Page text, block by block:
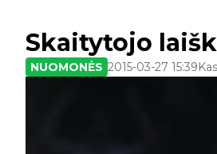
Skaitytojo
NUOMONĖS 2015-03-27 15:39